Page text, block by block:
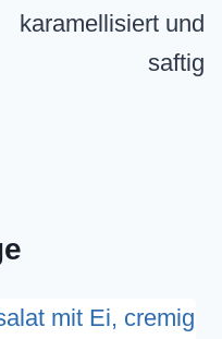
karamellisiert und
saftig